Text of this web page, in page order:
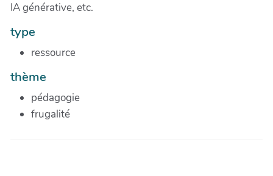
IA générative, etc.
type
ressource
thème
pédagogie
frugalité